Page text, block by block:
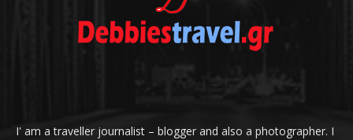
I' am a traveller journalist – blogger and also a photographer. I